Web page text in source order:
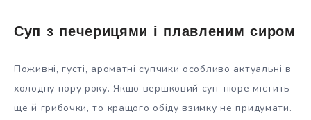
Суп з печерицями і плавленим сиром
Поживні, густі, ароматні супчики особливо актуальні в
холодну пору року. Якщо вершковий суп-пюре містить
ще й грибочки, то кращого обіду взимку не придумати.